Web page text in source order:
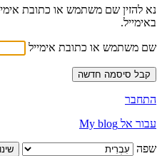
נא להזין שם משתמש או כתובת
באימייל.
שם משתמש או כתובת אימייל
התחבר
עבור אל My blog
שפה